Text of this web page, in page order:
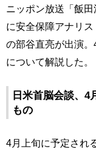
ニッポン放送「飯田
に安全保障アナリ
の部谷直亮が出演
について解説した。
日米首脳会談、4
もの
4月上旬に予定され